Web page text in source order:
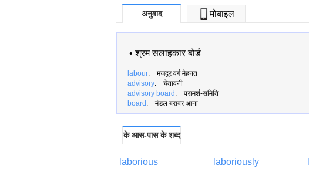
अनुवाद मोबाइल
•श्रम सलाहकार बोर्ड
labour: मजदूर वर्ग मेहनत
advisory: चेतावनी
advisory board: परामर्श-समिति
board: मंडल बराबर आना
के आस-पास के शब्द
laborious laboriously